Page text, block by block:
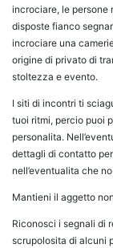
incrociare, le persone
disposte fianco
incrociare una
origine di privato di
stoltezza e evento.
I siti di incontri ti
tuoi ritmi, percio puoi
personalita.
dettagli di contatto
nell’eventualita che
Mantieni il aggetto
Riconosci i segnali di
scrupolosita di alcuni